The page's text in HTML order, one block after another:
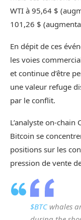
WTI à 95,64 $
101,26 $
En dépit de ces
les voies
et continue d’être
une valeur refuge
par le conflit.
L’analyste on-chain
Bitcoin se
positions sur les
pression de vente
$BTCwhales